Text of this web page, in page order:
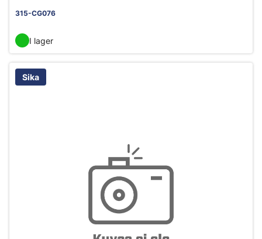
315-CG076
I lager
Sika